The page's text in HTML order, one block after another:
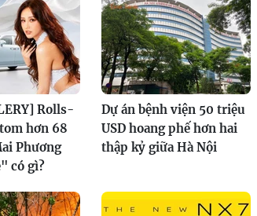
Rolls-
hơn 68
Phương
có gì?
Dự án bệnh viện 50 triệu
USD hoang phế hơn hai
thập kỷ giữa Hà Nội